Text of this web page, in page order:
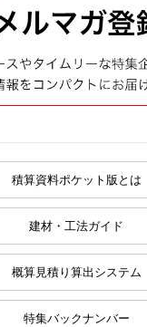
積算資料ポケット版とは
建材・工法ガイド
概算見積り算出システム
特集バックナンバー